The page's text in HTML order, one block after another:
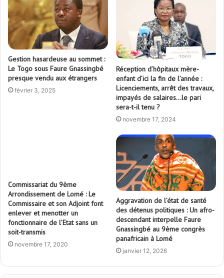
Gestion hasardeuse au sommet :
Le Togo sous Faure Gnassingbé
presque vendu aux étrangers
février 3, 2025
Réception d’hôpitaux mère-
enfant d’ici la fin de l’année :
Licenciements, arrêt des travaux,
impayés de salaires…le pari
sera-t-il tenu ?
novembre 17, 2024
fonctionnaire de l’Etat sans un
soit-transmis
novembre 17, 2020
Aggravation de l’état de santé
des détenus politiques : Un afro-
descendant interpelle Faure
Gnassingbé au 9ème congrès
panafricain à Lomé
janvier 12, 2026